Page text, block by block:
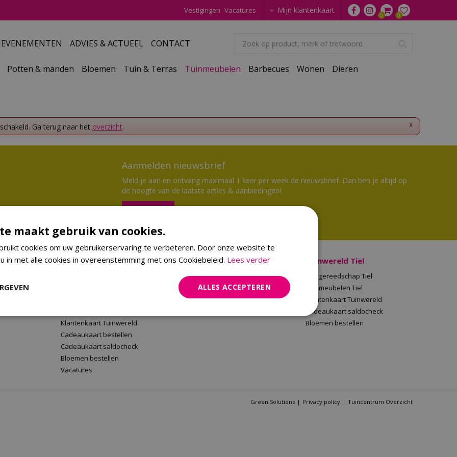
Vestigingen Vacatures Mijn klantenkaart
EVENEMENTEN ADVIES & ACTUEEL CONTACT
Potten & manden Bloemen Tuin & Terras Tuinmeubelen Barbecues Wonen Dieren
x
Ga terug naar het overzicht.
Aanmelden nieuwsbrief
Meld je aan en ontvang maximaal 1 keer per week de nieuwsbrief. Dan ben je altijd op
de hoogte van de laatste acties & aanbiedingen!
Aanmelden
Tuinwereld Wijchen
Klantenkaart Tuinwereld
Cadeaukaart bestellen
Cadeaukaart saldocheck
Bloemen bestellen
Vacatures
Tuinwereld Malden
Planten Malden
Klantenkaart Tuinwereld
Cadeaukaart saldocheck
Tuinwereld Tiel
Tuingereedschap Tiel
Tuinmeubelen Tiel
Klantenkaart Tuinwereld
Cadeaukaart saldocheck
Bloemen bestellen
Green Solutions Privacy policy Tuincentrum Overzicht
maakt gebruik van cookies.
cookies om uw gebruikerservaring te verbeteren. Door onze website te
in met alle cookies in overeenstemming met ons Cookiebeleid. Lees verder
ALLES ACCEPTEREN